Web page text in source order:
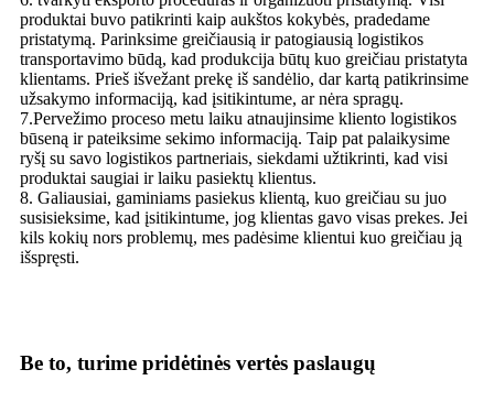
produktai buvo patikrinti kaip aukštos kokybės, pradedame
pristatymą. Parinksime greičiausią ir patogiausią logistikos
transportavimo būdą, kad produkcija būtų kuo greičiau pristatyta
klientams. Prieš išvežant prekę iš sandėlio, dar kartą patikrinsime
užsakymo informaciją, kad įsitikintume, ar nėra spragų.
7.Pervežimo proceso metu laiku atnaujinsime kliento logistikos
būseną ir pateiksime sekimo informaciją. Taip pat palaikysime
ryšį su savo logistikos partneriais, siekdami užtikrinti, kad visi
produktai saugiai ir laiku pasiektų klientus.
8. Galiausiai, gaminiams pasiekus klientą, kuo greičiau su juo
susisieksime, kad įsitikintume, jog klientas gavo visas prekes. Jei
kils kokių nors problemų, mes padėsime klientui kuo greičiau ją
išspręsti.
Be to, turime pridėtinės vertės paslaugų